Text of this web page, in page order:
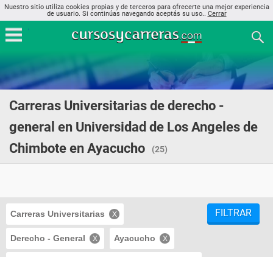
Nuestro sitio utiliza cookies propias y de terceros para ofrecerte una mejor experiencia
de usuario. Si continúas navegando aceptás su uso.. Cerrar
Carreras Universitarias de derecho -
general en Universidad de Los Angeles de
Chimbote en Ayacucho
(25)
Carreras Universitarias
Derecho - General Ayacucho
FILTRAR